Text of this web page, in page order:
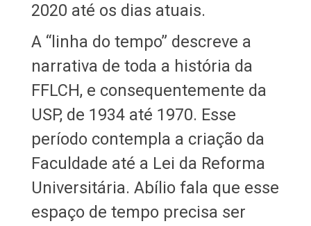
2020 até os dias atuais.
A “linha do tempo” descreve a
narrativa de toda a história da
FFLCH, e consequentemente da
USP, de 1934 até 1970. Esse
período contempla a criação da
Faculdade até a Lei da Reforma
Universitária. Abílio fala que esse
espaço de tempo precisa ser